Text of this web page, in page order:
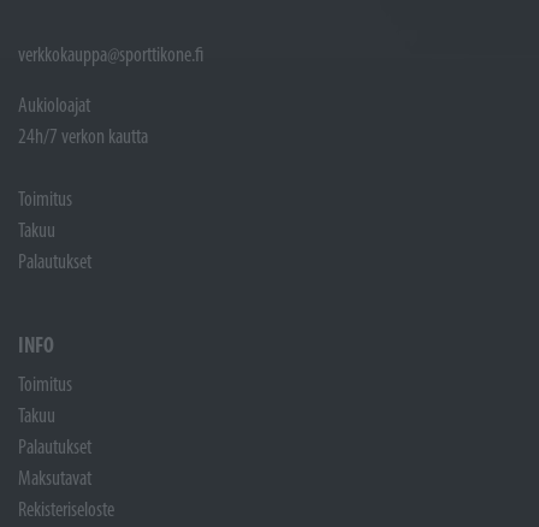
verkkokauppa@sporttikone.fi
Aukioloajat
24h/7 verkon kautta
Toimitus
Takuu
Palautukset
INFO
Toimitus
Takuu
Palautukset
Maksutavat
Rekisteriseloste